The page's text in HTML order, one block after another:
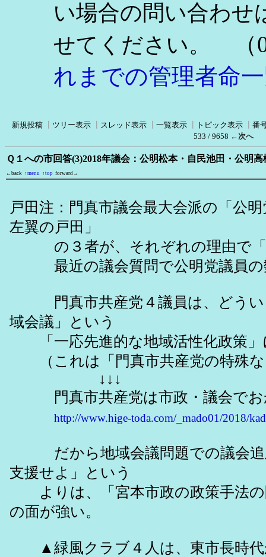
い場合の問い合わせ
せてください。
（
れまでの管理者命
新規投稿 ツリー表示 スレッド表示 一覧表示 トピック表示
番
533 / 9658 ←次へ
Ｑ１への市回答(3)2018年議会：公明松本・自民池田・公明
←back ↑menu ↑top forward→
戸田注：門真市議会最大会派の「公
左翼の戸田」
の３者が、それぞれの理由で「
最近の議会質問で公明党議員の
門真市共産党４議員は、どうい
域会議」という
「一応先進的な地域活性化政策」
（これは「門真市共産党の特殊な
↓↓↓
門真市共産党は市政・議会でお
http://www.hige-toda.com/_mado01/2018/
だから地域会議問題での議会追
支援せよ」という
よりは、「宮本市政の政策手法の
の面が強い。
▲緑風クラブ４人は、東市長時代